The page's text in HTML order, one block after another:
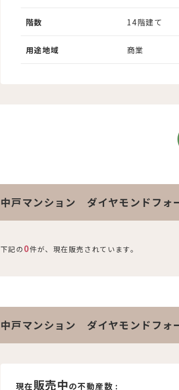
階数 14階建て
用途地域 商業
中戸マンション ダイヤモンドフ
下記の 0件が、現在販売されています。
中戸マンション ダイヤモンドフォ
現在販売中の不動産数 :